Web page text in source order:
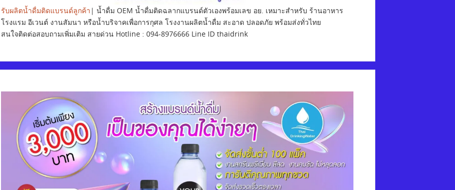
รับผลิตน้ำดื่มติดแบรนด์ลูกค้า | น้ำดื่ม OEM น้ำดื่มติดฉลากแบรนด์ตัวเองพร้อมเลข อย. เหมาะสำหรับ ร้านอาหาร
โรงแรม อีเวนต์ งานสัมนา หรือน้ำบริจาคเพื่อการกุศล โรงงานผลิตน้ำดื่ม สะอาด ปลอดภัย พร้อมส่งทั่วไทย
สนใจติดต่อสอบถามเพิ่มเติม สายด่วน Hotline : 094-8976666 Line ID thaidrink